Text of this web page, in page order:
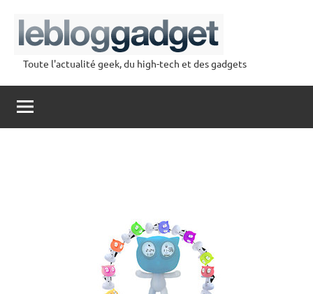
contenu
lebloggadget
Toute l'actualité geek, du high-tech et des gadgets